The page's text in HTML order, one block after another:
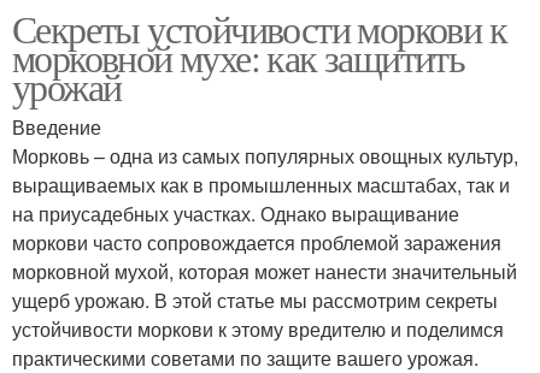
Секреты устойчивости моркови к
морковной мухе: как защитить
урожай
Введение
Морковь – одна из самых популярных овощных культур,
выращиваемых как в промышленных масштабах, так и
на приусадебных участках. Однако выращивание
моркови часто сопровождается проблемой заражения
морковной мухой, которая может нанести значительный
ущерб урожаю. В этой статье мы рассмотрим секреты
устойчивости моркови к этому вредителю и поделимся
практическими советами по защите вашего урожая.